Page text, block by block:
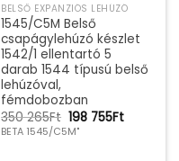
BELSŐ EXPANZIÓS LEHÚZÓ
1545/C5M Belső
csapágylehúzó készlet
1542/1 ellentartó 5
darab 1544 típusú belső
lehúzóval,
fémdobozban
350 265Ft Original
price
was:
198 755FtCurrent
BETA 1545/C5M"